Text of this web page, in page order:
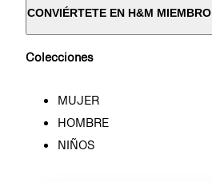
CONVIÉRTETE EN H&M MIEMBRO
Colecciones
MUJER
HOMBRE
NIÑOS